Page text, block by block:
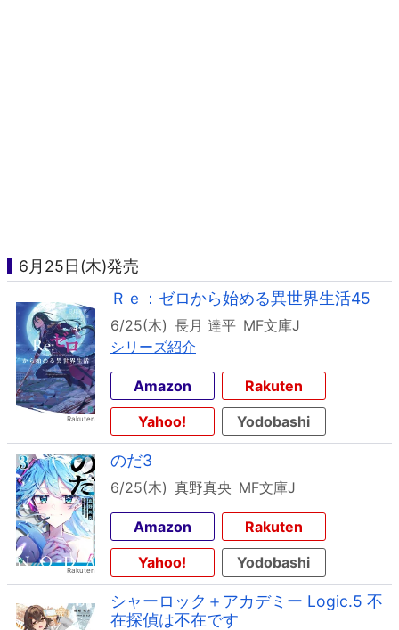
6月25日(木)発売
Ｒｅ：ゼロから始める異世界生活45
6/25(木) 長月 達平 MF文庫J
シリーズ紹介
Amazon
Rakuten
Yahoo!
Yodobashi
のだ3
6/25(木) 真野真央 MF文庫J
Amazon
Rakuten
Yahoo!
Yodobashi
シャーロック＋アカデミー Logic.5 不
在探偵は不在です